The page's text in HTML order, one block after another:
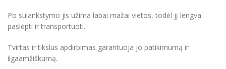
Po sulankstymo jis užima labai mažai vietos, todėl jį lengva
paslėpti ir transportuoti.
Tvirtas ir tikslus apdirbimas garantuoja jo patikimumą ir
ilgaamžiškumą.